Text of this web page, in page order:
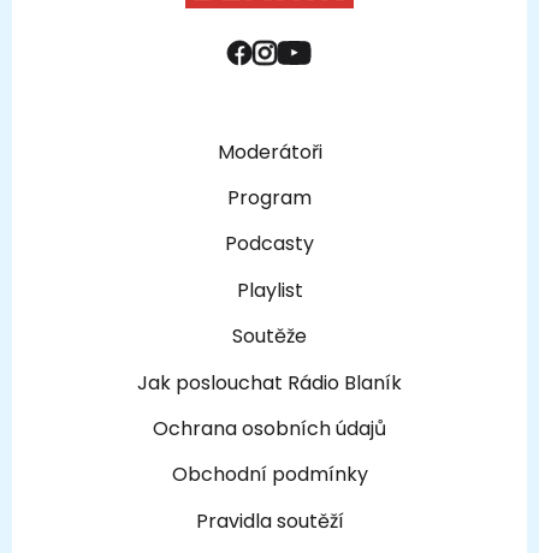
Moderátoři
Program
Podcasty
Playlist
Soutěže
Jak poslouchat Rádio Blaník
Ochrana osobních údajů
Obchodní podmínky
Pravidla soutěží